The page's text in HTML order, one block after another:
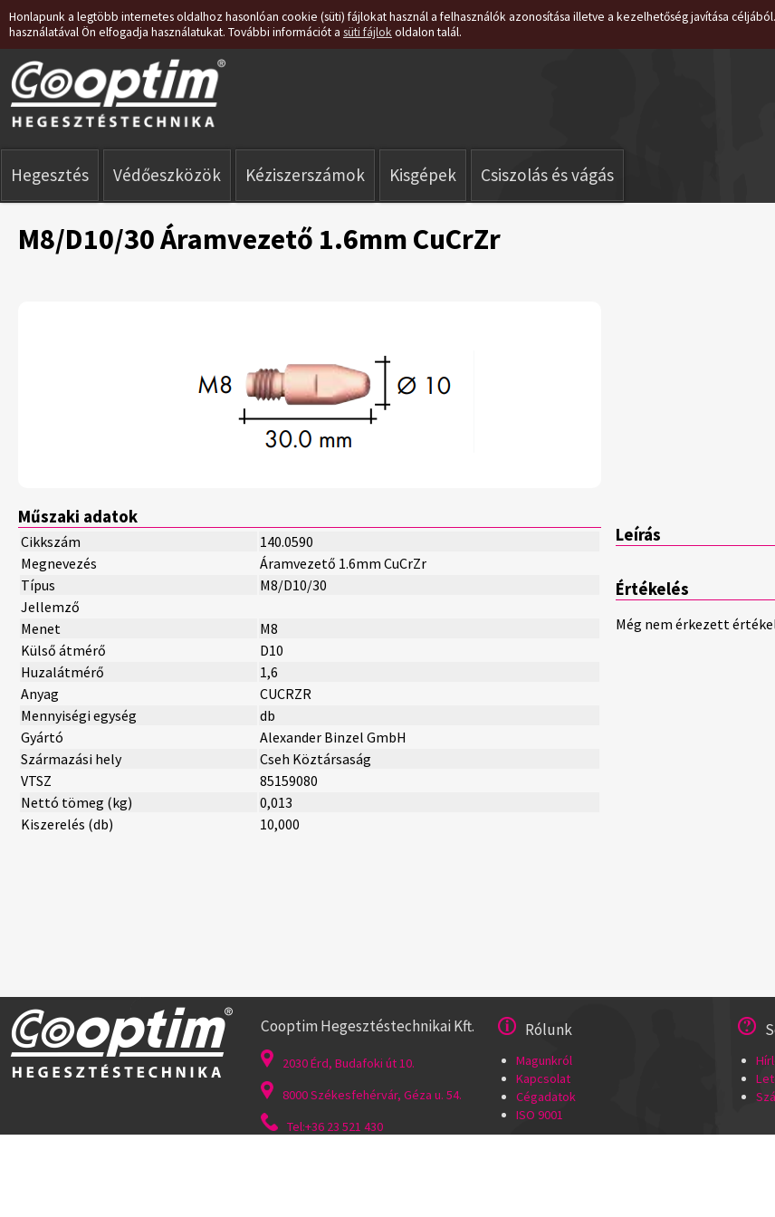
Honlapunk a legtöbb internetes oldalhoz hasonlóan cookie (süti) fájlokat használ a felhasználók azonosítása illetve a kezelhetőség javítása
használatával Ön elfogadja használatukat. További információt a süti fájlok oldalon talál.
Hegesztés Védőeszközök Kéziszerszámok Kisgépek Csiszolás és vágás
M8/D10/30 Áramvezető 1.6mm CuCrZr
Műszaki adatok
Cikkszám
140.0590
Megnevezés
Áramvezető 1.6mm CuCrZr
Típus
M8/D10/30
Jellemző
Menet
M8
Külső átmérő
D10
Huzalátmérő
1,6
Anyag
CUCRZR
Mennyiségi egység
db
Gyártó
Alexander Binzel GmbH
Származási hely
Cseh Köztársaság
VTSZ
85159080
Nettó tömeg (kg)
0,013
Kiszerelés (db)
10,000
Leírás
Értékelés
Még nem érkezett
Cooptim Hegesztéstechnikai Kft.
2030 Érd, Budafoki út 10.
8000 Székesfehérvár, Géza u. 54.
Tel:+36 23 521 430
Rólunk
Magunkról
Kapcsolat
Cégadatok
ISO 9001